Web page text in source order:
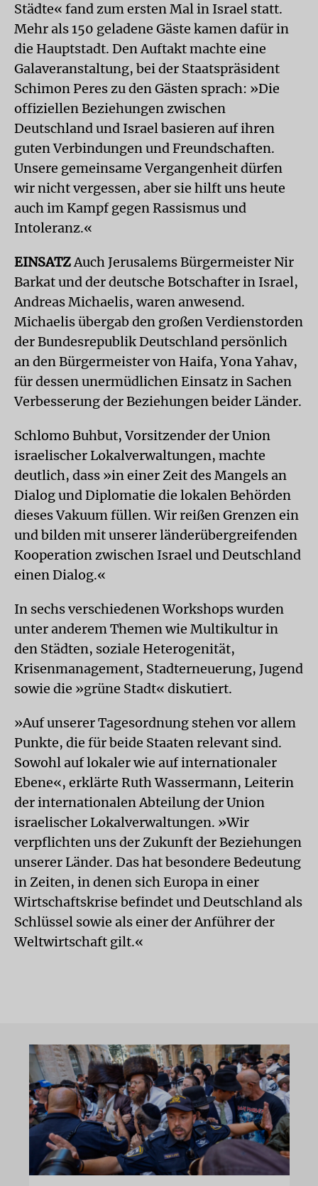
Städte« fand zum ersten Mal in Israel statt.
Mehr als 150 geladene Gäste kamen dafür in
die Hauptstadt. Den Auftakt machte eine
Galaveranstaltung, bei der Staatspräsident
Schimon Peres zu den Gästen sprach: »Die
offiziellen Beziehungen zwischen
Deutschland und Israel basieren auf ihren
guten Verbindungen und Freundschaften.
Unsere gemeinsame Vergangenheit dürfen
wir nicht vergessen, aber sie hilft uns heute
auch im Kampf gegen Rassismus und
Intoleranz.«
EINSATZAuch Jerusalems Bürgermeister Nir
Barkat und der deutsche Botschafter in Israel,
Andreas Michaelis, waren anwesend.
Michaelis übergab den großen Verdienstorden
der Bundesrepublik Deutschland persönlich
an den Bürgermeister von Haifa, Yona Yahav,
für dessen unermüdlichen Einsatz in Sachen
Verbesserung der Beziehungen beider Länder.
Schlomo Buhbut, Vorsitzender der Union
israelischer Lokalverwaltungen, machte
deutlich, dass »in einer Zeit des Mangels an
Dialog und Diplomatie die lokalen Behörden
dieses Vakuum füllen. Wir reißen Grenzen ein
und bilden mit unserer länderübergreifenden
Kooperation zwischen Israel und Deutschland
einen Dialog.«
In sechs verschiedenen Workshops wurden
unter anderem Themen wie Multikultur in
den Städten, soziale Heterogenität,
Krisenmanagement, Stadterneuerung, Jugend
sowie die »grüne Stadt« diskutiert.
»Auf unserer Tagesordnung stehen vor allem
Punkte, die für beide Staaten relevant sind.
Sowohl auf lokaler wie auf internationaler
Ebene«, erklärte Ruth Wassermann, Leiterin
der internationalen Abteilung der Union
israelischer Lokalverwaltungen. »Wir
verpflichten uns der Zukunft der Beziehungen
unserer Länder. Das hat besondere Bedeutung
in Zeiten, in denen sich Europa in einer
Wirtschaftskrise befindet und Deutschland als
Schlüssel sowie als einer der Anführer der
Weltwirtschaft gilt.«